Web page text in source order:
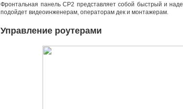
Фронтальная панель CP2 представляет собой быстрый и
подойдет видеоинженерам операторам дек и монтажерам.
Управление роутерами